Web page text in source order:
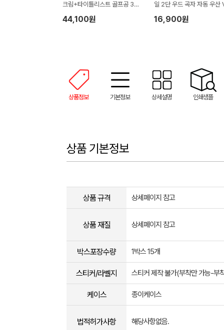
크림+타이틀리스트 골프공 3구-
세트
44,100원
일 2단 우드 곡자 자동 우산
+심플 타올 150g)
16,900원
상품정보 기본정보 상세설명 인쇄샘플
상품 기본정보
상품 규격 상세페이지 참고
상품 재질 상세페이지 참고
박스포장수량 1박스 15개
스티커/라벨지 스티커 제작 불가(부착만 가능-부
케이스 종이케이스
법적허가사항 해당사항없음.